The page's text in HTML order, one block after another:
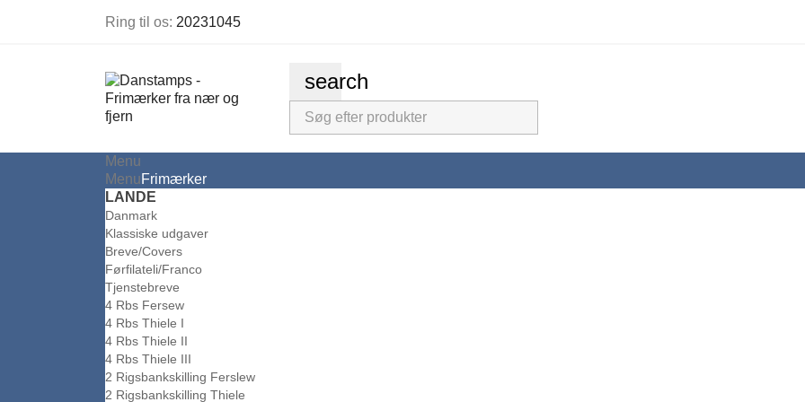
Ring til os: 20231045
search
Menu
MenuFrimærker
LANDE
Danmark
Klassiske udgaver
Breve/Covers
Førfilateli/Franco
Tjenstebreve
4 Rbs Fersew
4 Rbs Thiele I
4 Rbs Thiele II
4 Rbs Thiele III
2 Rigsbankskilling Ferslew
2 Rigsbankskilling Thiele